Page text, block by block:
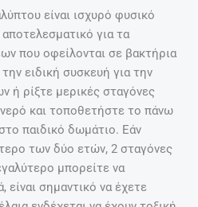
είναι ισχυρό φυσικό
αποτελεσματικό για τα
που οφείλονται σε βακτήρια
ειδική συσκευή για την
ή ρίξτε μερικές σταγόνες
και τοποθετήστε το πάνω
παιδικό δωμάτιο. Εάν
των δύο ετών, 2 σταγόνες
μπορείτε να
είναι σημαντικό να έχετε